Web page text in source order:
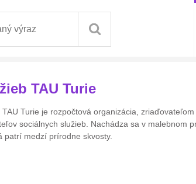
TAU Turie
Turie je rozpočtová organizácia,
sociálnych služieb. Nachádza sa v malebnom
patrí medzí prírodne skvosty.